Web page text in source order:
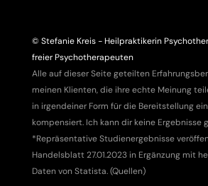
© Stefanie Kreis - Heilpraktikerin
freier Psychotherapeuten
Alle auf dieser Seite geteilten
meinen Klienten, die ihre echte Meinung
in irgendeiner Form für die Bereitstellung
kompensiert. Ich kann dir keine Ergebnisse
*Repräsentative Studienergebnisse
Handelsblatt 27.01.2023 in Ergänzung mit
Daten von Statista. (Quellen)